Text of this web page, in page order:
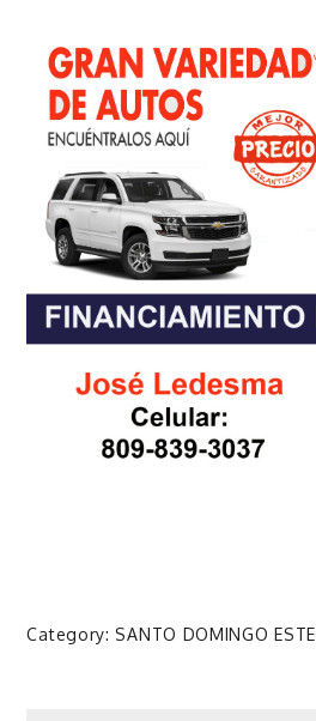
Category: SANTO DOMINGO ESTE